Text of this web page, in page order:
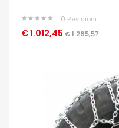
0 Revisioni
€ 1.012,45 € 1.265,57
OCCHIATA VELOCE